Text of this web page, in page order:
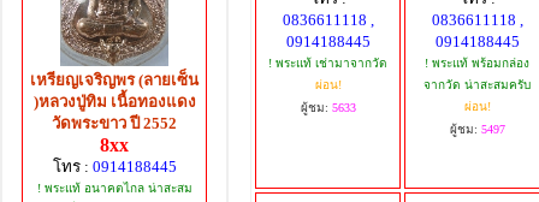
เหรียญเจริญพร (ลายเซ็น
)หลวงปู่ทิม เนื้อทองแดง
วัดพระขาว ปี 2552
8xx
โทร : 0914188445
! พระแท้ อนาคตไกล น่าสะสม
0836611118 ,
0914188445
! พระแท้ เช่ามาจากวัด
ผ่อน!
ผู้ชม: 5633
0836611118 ,
0914188445
! พระแท้ พร้อมกล่อง
จากวัด น่าสะสมครับ
ผ่อน!
ผู้ชม: 5497